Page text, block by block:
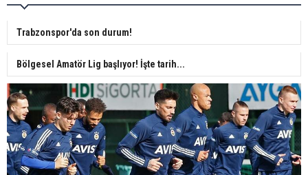
Trabzonspor'da son durum!
Bölgesel Amatör Lig başlıyor! İşte tarih...